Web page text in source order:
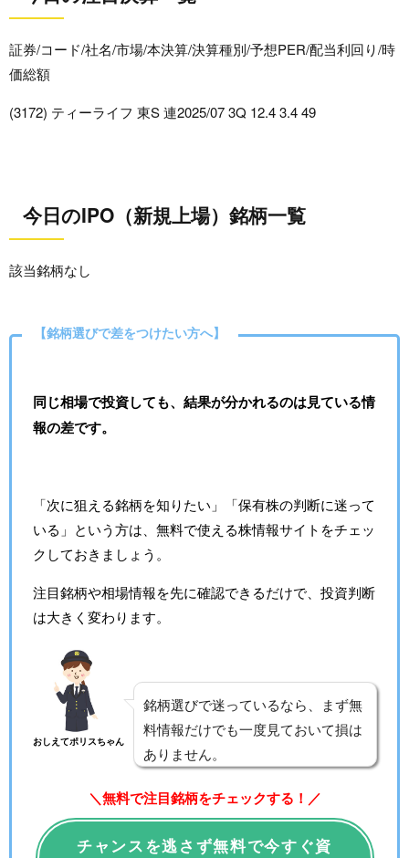
証券/コード/社名/市場/本決算/決算種別/予想PER/配当利回り/時
価総額
(3172) ティーライフ 東S 連2025/07 3Q 12.4 3.4 49
今日のIPO（新規上場）銘柄一覧
該当銘柄なし
【銘柄選びで差をつけたい方へ】
同じ相場で投資しても、結果が分かれるのは見ている情
報の差です。
「次に狙える銘柄を知りたい」「保有株の判断に迷って
いる」という方は、無料で使える株情報サイトをチェッ
クしておきましょう。
注目銘柄や相場情報を先に確認できるだけで、投資判断
は大きく変わります。
おしえてポリスちゃん
銘柄選びで迷っているなら、まず無
料情報だけでも一度見ておいて損は
ありません。
＼無料で注目銘柄をチェックする！／
チャンスを逃さず無料で今すぐ資